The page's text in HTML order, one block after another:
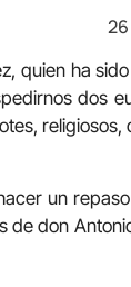
quien ha
dos
un
de don